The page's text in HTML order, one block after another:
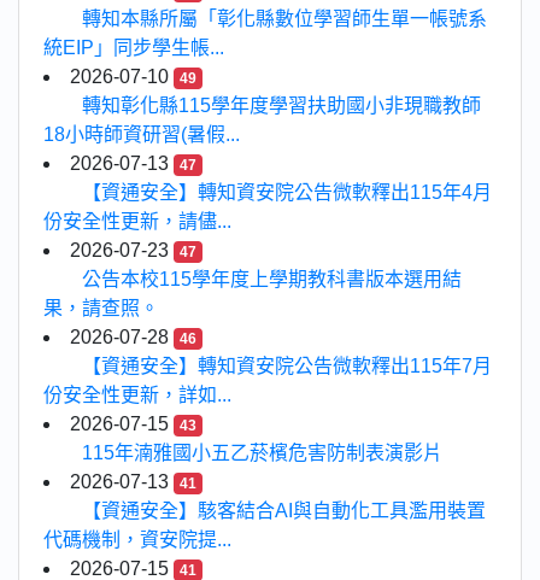
轉知本縣所屬「彰化縣數位學習師生單一帳號系
統EIP」同步學生帳...
2026-07-10
49
轉知彰化縣115學年度學習扶助國小非現職教師
18小時師資研習(暑假...
2026-07-13
47
【資通安全】轉知資安院公告微軟釋出115年4月
份安全性更新，請儘...
2026-07-23
47
公告本校115學年度上學期教科書版本選用結
果，請查照。
2026-07-28
46
【資通安全】轉知資安院公告微軟釋出115年7月
份安全性更新，詳如...
2026-07-15
43
115年湳雅國小五乙菸檳危害防制表演影片
2026-07-13
41
【資通安全】駭客結合AI與自動化工具濫用裝置
代碼機制，資安院提...
2026-07-15
41